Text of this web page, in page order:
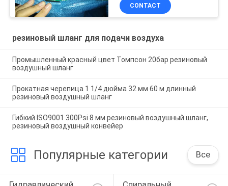
CONTACT
резиновый шланг для подачи воздуха
Промышленный красный цвет Томпсон 20бар резиновый
воздушный шланг
Прокатная черепица 1 1/4 дюйма 32 мм 60 м длинный
резиновый воздушный шланг
Гибкий ISO9001 300Psi 8 мм резиновый воздушный шланг,
резиновый воздушный конвейер
Популярные категории Все